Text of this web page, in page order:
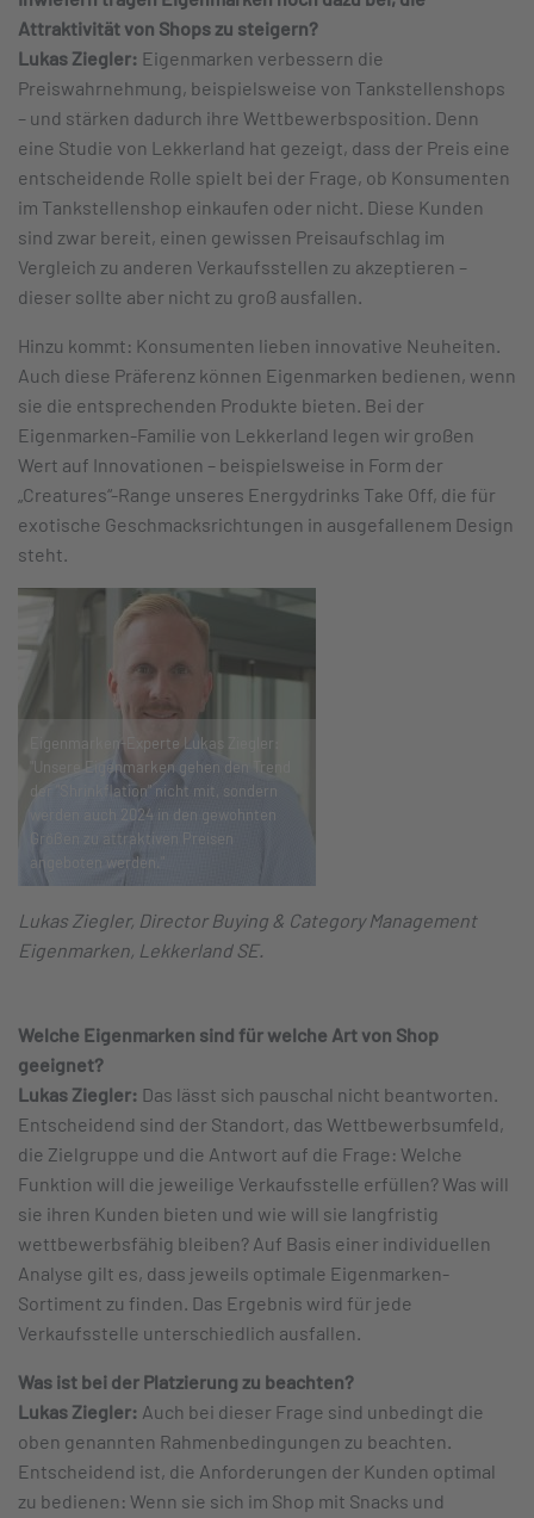
Attraktivität von Shops zu steigern?
Lukas Ziegler: Eigenmarken verbessern die
Preiswahrnehmung, beispielsweise von Tankstellenshops
– und stärken dadurch ihre Wettbewerbsposition. Denn
eine Studie von Lekkerland hat gezeigt, dass der Preis eine
entscheidende Rolle spielt bei der Frage, ob Konsumenten
im Tankstellenshop einkaufen oder nicht. Diese Kunden
sind zwar bereit, einen gewissen Preisaufschlag im
Vergleich zu anderen Verkaufsstellen zu akzeptieren –
dieser sollte aber nicht zu groß ausfallen.
Hinzu kommt: Konsumenten lieben innovative Neuheiten.
Auch diese Präferenz können Eigenmarken bedienen, wenn
sie die entsprechenden Produkte bieten. Bei der
Eigenmarken-Familie von Lekkerland legen wir großen
Wert auf Innovationen – beispielsweise in Form der
„Creatures“-Range unseres Energydrinks Take Off, die für
exotische Geschmacksrichtungen in ausgefallenem Design
steht.
Eigenmarken-Experte Lukas Ziegler:
"Unsere Eigenmarken gehen den Trend
der "Shrinkflation" nicht mit, sondern
werden auch 2024 in den gewohnten
Größen zu attraktiven Preisen
angeboten werden."
Lukas Ziegler, Director Buying & Category Management
Eigenmarken, Lekkerland SE.
Welche Eigenmarken sind für welche Art von Shop
geeignet?
Lukas Ziegler: Das lässt sich pauschal nicht beantworten.
Entscheidend sind der Standort, das Wettbewerbsumfeld,
die Zielgruppe und die Antwort auf die Frage: Welche
Funktion will die jeweilige Verkaufsstelle erfüllen? Was will
sie ihren Kunden bieten und wie will sie langfristig
wettbewerbsfähig bleiben? Auf Basis einer individuellen
Analyse gilt es, dass jeweils optimale Eigenmarken-
Sortiment zu finden. Das Ergebnis wird für jede
Verkaufsstelle unterschiedlich ausfallen.
Was ist bei der Platzierung zu beachten?
Lukas Ziegler: Auch bei dieser Frage sind unbedingt die
oben genannten Rahmenbedingungen zu beachten.
Entscheidend ist, die Anforderungen der Kunden optimal
zu bedienen: Wenn sie sich im Shop mit Snacks und